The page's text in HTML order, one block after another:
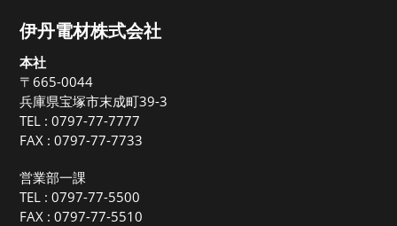
伊丹電材株式会社
本社
〒665-0044
兵庫県宝塚市末成町39-3
TEL :0797-77-7777
FAX : 0797-77-7733
営業部一課
TEL :0797-77-5500
FAX : 0797-77-5510